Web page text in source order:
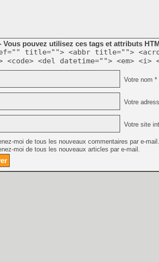
Vous pouvez utilisez ces tags et attributs
title=""> <abbr title="">
<code> <del datetime=""> <em>
Votre nom *
Votre
Votre site
moi de tous les nouveaux commentaires par e-mail.
moi de tous les nouveaux articles par e-mail.